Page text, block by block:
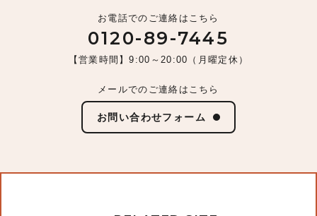
お電話でのご連絡はこちら
0120-89-7445
【営業時間】9:00～20:00（月曜定休）
メールでのご連絡はこちら
お問い合わせフォーム